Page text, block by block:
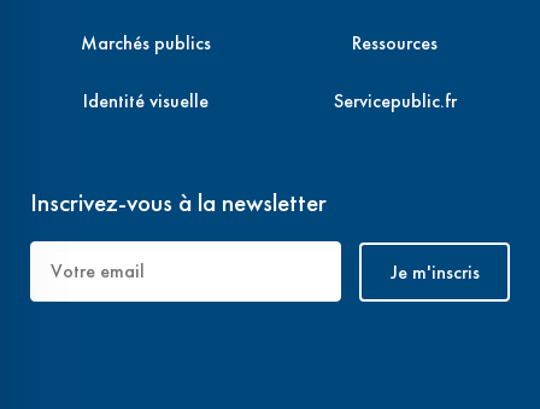
Marchés publics
Identité visuelle
Ressources
Servicepublic.fr
Inscrivez-vous à la newsletter